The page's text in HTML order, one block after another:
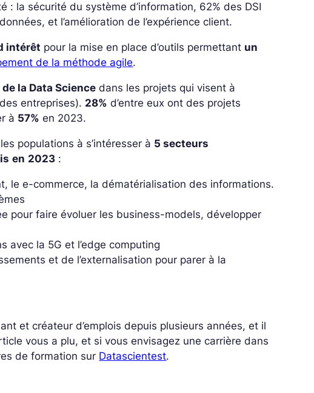
: la sécurité du système d’information, 62% des DSI
et l’amélioration de l’expérience client.
intérêt pour la mise en place d’outils permettant un
de la méthode agile.
la Data Science dans les projets qui visent à
entreprises). 28% d’entre eux ont des projets
à 57% en 2023.
populations à s’intéresser à 5 secteurs
en 2023 :
le e-commerce, la dématérialisation des informations.
pour faire évoluer les business-models, développer
avec la 5G et l’edge computing
et de l’externalisation pour parer à la
et créateur d’emplois depuis plusieurs années, et il
vous a plu, et si vous envisagez une carrière dans
de formation sur Datascientest.